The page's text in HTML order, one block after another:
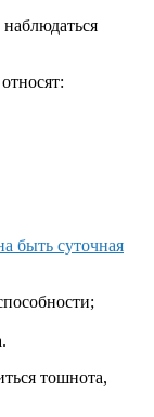
быть суточная
тошнота,